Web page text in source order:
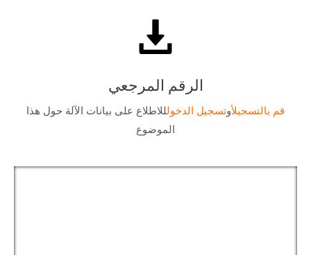
الرقم المرجعي
قم بالتسجيلأوتسجيل الدخولللاطلاع على بيانات الآلة حول هذا
الموضوع